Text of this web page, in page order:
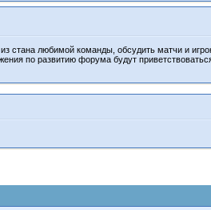
стана любимой команды, обсудить матчи и
по развитию форума будут